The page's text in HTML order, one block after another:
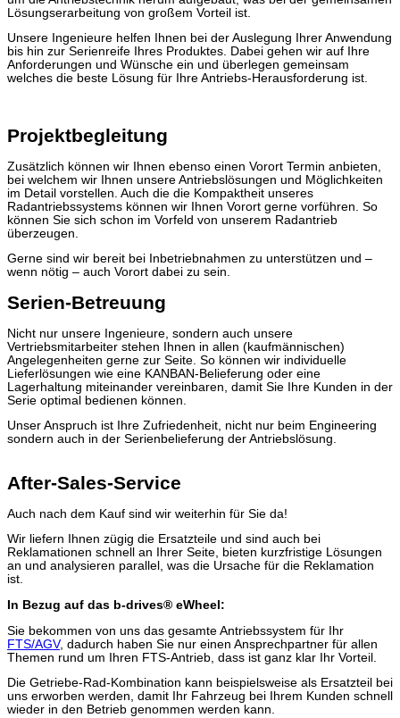
Lösungserarbeitung von großem Vorteil ist.
Unsere Ingenieure helfen Ihnen bei der Auslegung Ihrer Anwendung
bis hin zur Serienreife Ihres Produktes. Dabei gehen wir auf Ihre
Anforderungen und Wünsche ein und überlegen gemeinsam
welches die beste Lösung für Ihre Antriebs-Herausforderung ist.
Projektbegleitung
Zusätzlich können wir Ihnen ebenso einen Vorort Termin anbieten,
bei welchem wir Ihnen unsere Antriebslösungen und Möglichkeiten
im Detail vorstellen. Auch die die Kompaktheit unseres
Radantriebssystems können wir Ihnen Vorort gerne vorführen. So
können Sie sich schon im Vorfeld von unserem Radantrieb
überzeugen.
Gerne sind wir bereit bei Inbetriebnahmen zu unterstützen und –
wenn nötig – auch Vorort dabei zu sein.
Serien-Betreuung
Nicht nur unsere Ingenieure, sondern auch unsere
Vertriebsmitarbeiter stehen Ihnen in allen (kaufmännischen)
Angelegenheiten gerne zur Seite. So können wir individuelle
Lieferlösungen wie eine KANBAN-Belieferung oder eine
Lagerhaltung miteinander vereinbaren, damit Sie Ihre Kunden in der
Serie optimal bedienen können.
Unser Anspruch ist Ihre Zufriedenheit, nicht nur beim Engineering
sondern auch in der Serienbelieferung der Antriebslösung.
After-Sales-Service
Auch nach dem Kauf sind wir weiterhin für Sie da!
Wir liefern Ihnen zügig die Ersatzteile und sind auch bei
Reklamationen schnell an Ihrer Seite, bieten kurzfristige Lösungen
an und analysieren parallel, was die Ursache für die Reklamation
ist.
In Bezug auf das b-drives® eWheel:
Sie bekommen von uns das gesamte Antriebssystem für Ihr
FTS/AGV, dadurch haben Sie nur einen Ansprechpartner für allen
Themen rund um Ihren FTS-Antrieb, dass ist ganz klar Ihr Vorteil.
Die Getriebe-Rad-Kombination kann beispielsweise als Ersatzteil bei
uns erworben werden, damit Ihr Fahrzeug bei Ihrem Kunden schnell
wieder in den Betrieb genommen werden kann.